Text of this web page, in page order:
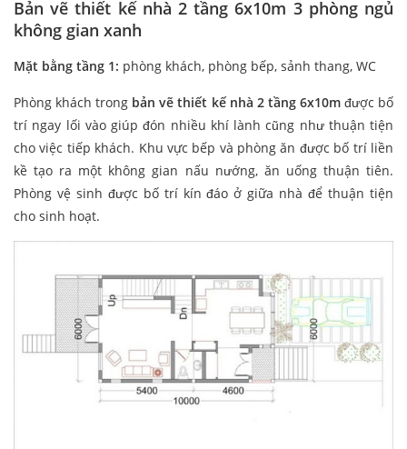
Bản vẽ thiết kế nhà 2 tầng 6x10m 3 phòng ngủ
không gian xanh
Mặt bằng tầng 1: phòng khách, phòng bếp, sảnh thang, WC
Phòng khách trong bản vẽ thiết kế nhà 2 tầng 6x10mđược bố
trí ngay lối vào giúp đón nhiều khí lành cũng như thuận tiện
cho việc tiếp khách. Khu vực bếp và phòng ăn được bố trí liền
kề tạo ra một không gian nấu nướng, ăn uống thuận tiên.
Phòng vệ sinh được bố trí kín đáo ở giữa nhà để thuận tiện
cho sinh hoạt.